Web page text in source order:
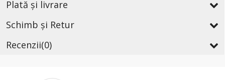
Plată și livrare
Schimb și Retur
Recenzii(0)